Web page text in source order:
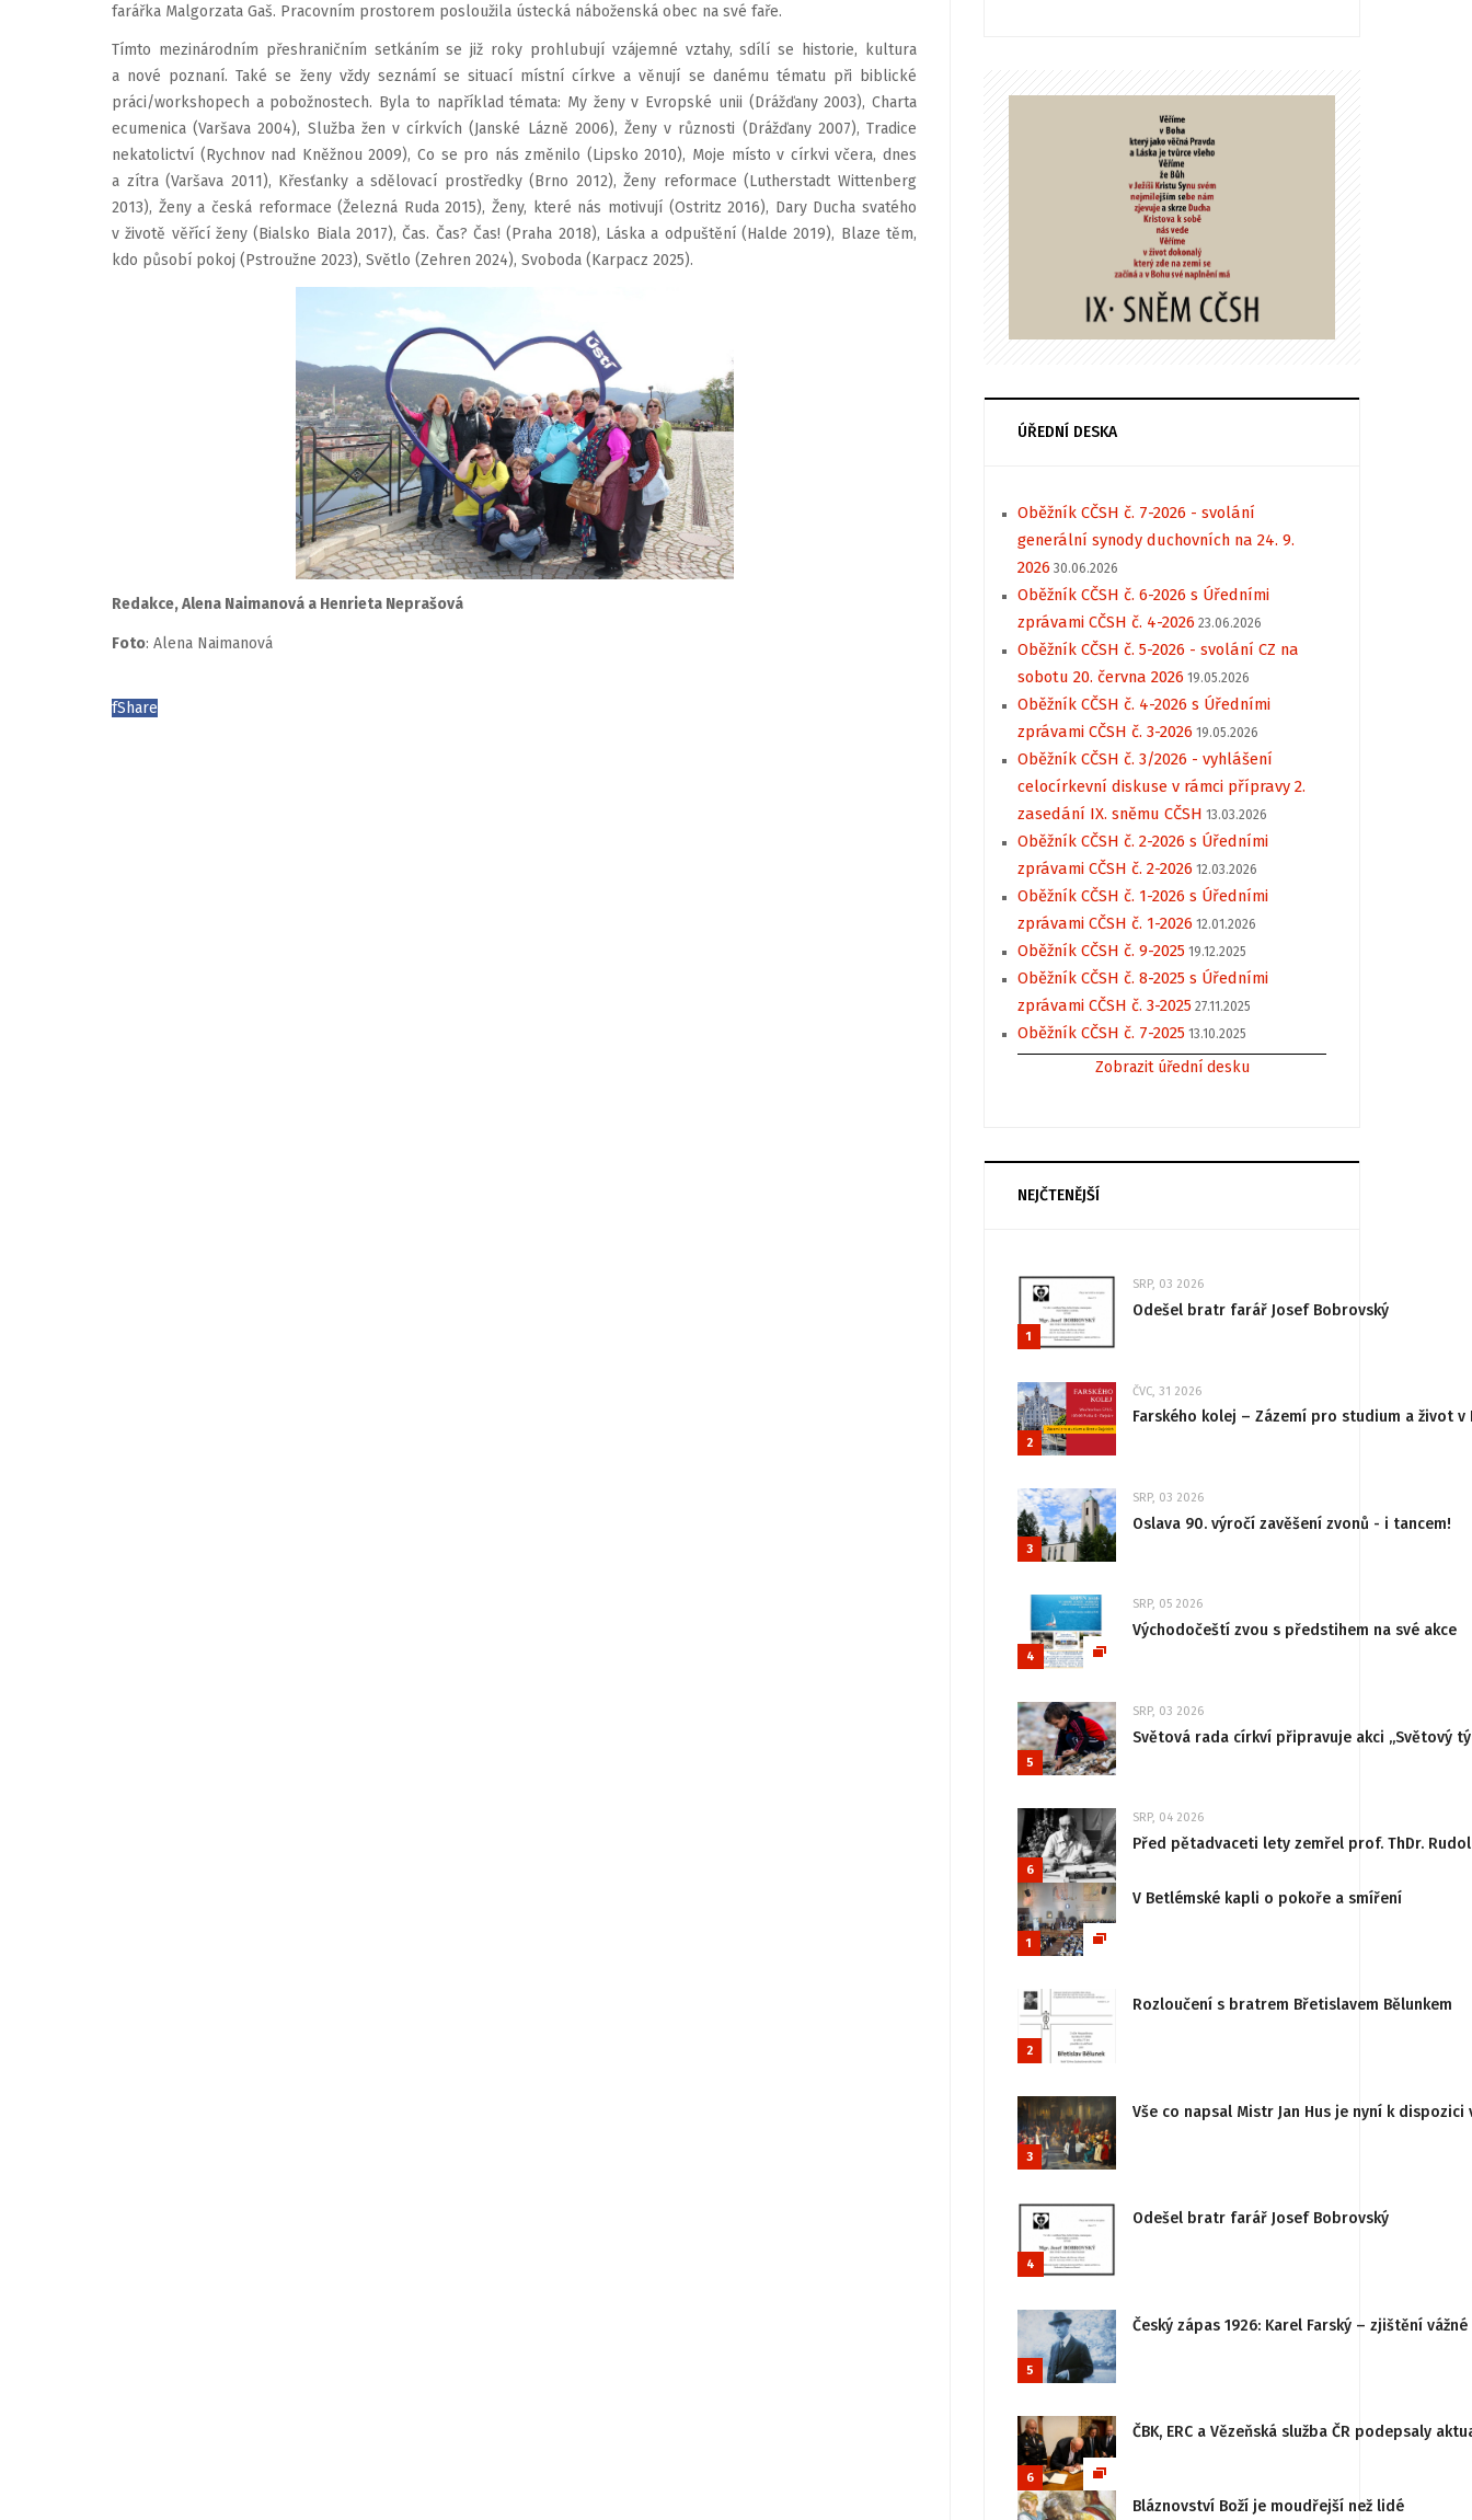
farářka Malgorzata Gaš. Pracovním prostorem posloužila ústecká náboženská obec na své faře.
Tímto mezinárodním přeshraničním setkáním se již roky prohlubují vzájemné vztahy, sdílí se historie, kultura
a nové poznaní. Také se ženy vždy seznámí se situací místní církve a věnují se danému tématu při biblické
práci/workshopech a pobožnostech. Byla to například témata: My ženy v Evropské unii (Drážďany 2003), Charta
ecumenica (Varšava 2004), Služba žen v církvích (Janské Lázně 2006), Ženy v různosti (Drážďany 2007), Tradice
nekatolictví (Rychnov nad Kněžnou 2009), Co se pro nás změnilo (Lipsko 2010), Moje místo v církvi včera, dnes
a zítra (Varšava 2011), Křesťanky a sdělovací prostředky (Brno 2012), Ženy reformace (Lutherstadt Wittenberg
2013), Ženy a česká reformace (Železná Ruda 2015), Ženy, které nás motivují (Ostritz 2016), Dary Ducha svatého
v životě věřící ženy (Bialsko Biala 2017), Čas. Čas? Čas! (Praha 2018), Láska a odpuštění (Halde 2019), Blaze těm,
kdo působí pokoj (Pstroužne 2023), Světlo (Zehren 2024), Svoboda (Karpacz 2025).
Redakce, Alena Naimanová a Henrieta Neprašová
Foto: Alena Naimanová
fShare
ÚŘEDNÍ DESKA
Oběžník CČSH č. 7-2026 - svolání
generální synody duchovních na 24. 9.
2026 30.06.2026
Oběžník CČSH č. 6-2026 s Úředními
zprávami CČSH č. 4-2026 23.06.2026
Oběžník CČSH č. 5-2026 - svolání CZ na
sobotu 20. června 2026 19.05.2026
Oběžník CČSH č. 4-2026 s Úředními
zprávami CČSH č. 3-2026 19.05.2026
Oběžník CČSH č. 3/2026 - vyhlášení
celocírkevní diskuse v rámci přípravy 2.
zasedání IX. sněmu CČSH 13.03.2026
Oběžník CČSH č. 2-2026 s Úředními
zprávami CČSH č. 2-2026 12.03.2026
Oběžník CČSH č. 1-2026 s Úředními
zprávami CČSH č. 1-2026 12.01.2026
Oběžník CČSH č. 9-2025 19.12.2025
Oběžník CČSH č. 8-2025 s Úředními
zprávami CČSH č. 3-2025 27.11.2025
Oběžník CČSH č. 7-2025 13.10.2025
Zobrazit úřední desku
NEJČTENĚJŠÍ
1
SRP, 03 2026
Odešel bratr farář Josef Bobrovský
2
ČVC, 31 2026
Farského kolej – Zázemí pro studium a život v
3
SRP, 03 2026
Oslava 90. výročí zavěšení zvonů - i tancem!
4
SRP, 05 2026
Východočeští zvou s předstihem na své akce
5
SRP, 03 2026
Světová rada církví připravuje akci „Světový
6
SRP, 04 2026
Před pětadvaceti lety zemřel prof. ThDr.
1
V Betlémské kapli o pokoře a smíření
2
Rozloučení s bratrem Břetislavem Bělunkem
3
Vše co napsal Mistr Jan Hus je nyní k
4
Odešel bratr farář Josef Bobrovský
5
Český zápas 1926: Karel Farský – zjištění
6
ČBK, ERC a Vězeňská služba ČR podepsaly
Bláznovství Boží je moudřejší než lidé